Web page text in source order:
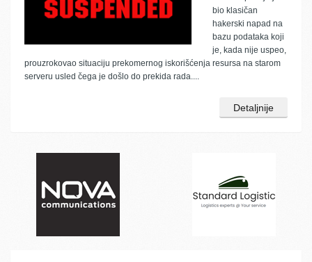
bio klasičan
hakerski napad na
bazu podataka koji
je, kada nije uspeo,
prouzrokovao situaciju prekomernog iskorišćenja resursa na starom
serveru usled čega je došlo do prekida rada....
Detaljnije